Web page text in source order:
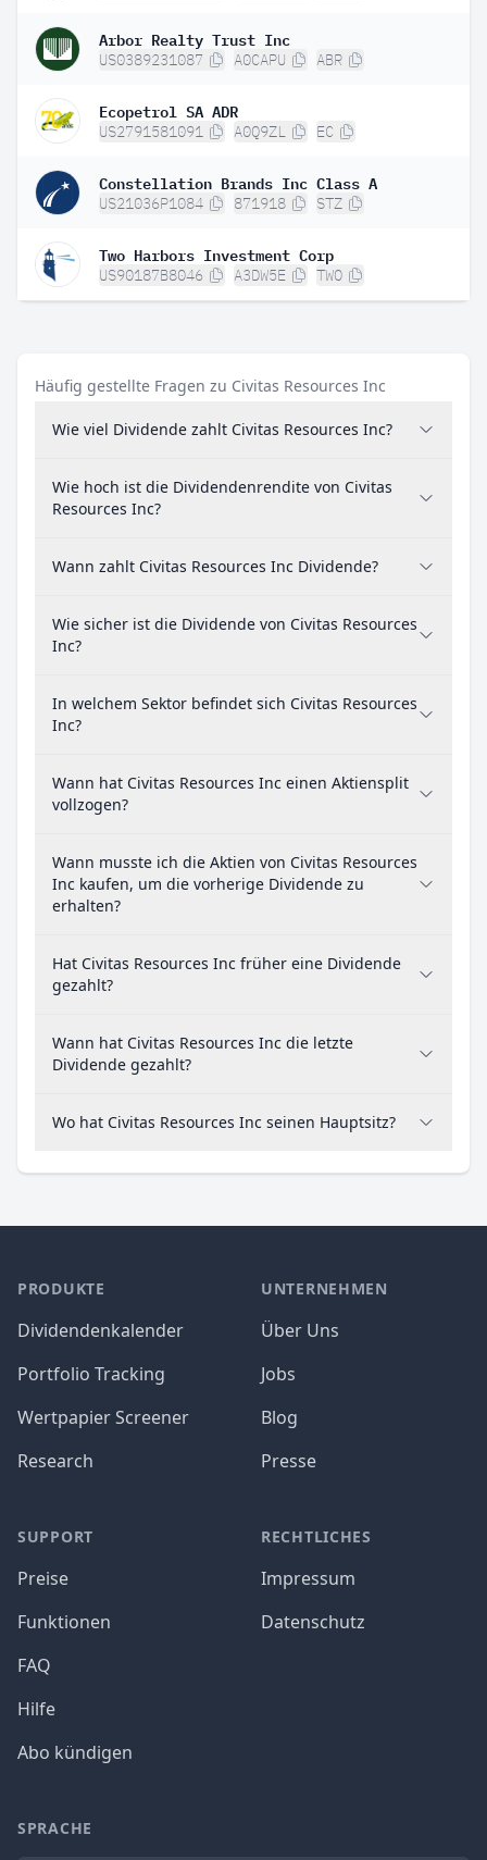
Arbor Realty Trust Inc
US0389231087 A0CAPU ABR
Ecopetrol SA ADR
US2791581091 A0Q9ZL EC
Constellation Brands Inc Class A
US21036P1084 871918 STZ
Two Harbors Investment Corp
US90187B8046 A3DW5E TWO
Häufig gestellte Fragen zu Civitas Resources Inc
Wie viel Dividende zahlt Civitas Resources Inc?
Wie hoch ist die Dividendenrendite von Civitas
Resources Inc?
Wann zahlt Civitas Resources Inc Dividende?
Wie sicher ist die Dividende von Civitas Resources
Inc?
In welchem Sektor befindet sich Civitas Resources
Inc?
Wann hat Civitas Resources Inc einen Aktiensplit
vollzogen?
Wann musste ich die Aktien von Civitas Resources
Inc kaufen, um die vorherige Dividende zu
erhalten?
Hat Civitas Resources Inc früher eine Dividende
gezahlt?
Wann hat Civitas Resources Inc die letzte
Dividende gezahlt?
Wo hat Civitas Resources Inc seinen Hauptsitz?
PRODUKTE
Dividendenkalender
Portfolio Tracking
Wertpapier Screener
Research
SUPPORT
Preise
Funktionen
FAQ
Hilfe
Abo kündigen
UNTERNEHMEN
Über Uns
Jobs
Blog
Presse
RECHTLICHES
Impressum
Datenschutz
SPRACHE